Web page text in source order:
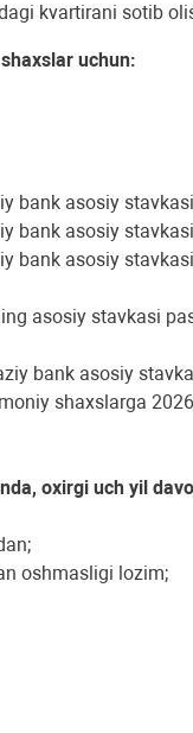
kvartirani sotib
uchun:
bank asosiy
bank asosiy
bank asosiy
asosiy stavkasi
bank asosiy
shaxslarga
oxirgi uch yil
oshmasligi lozim;